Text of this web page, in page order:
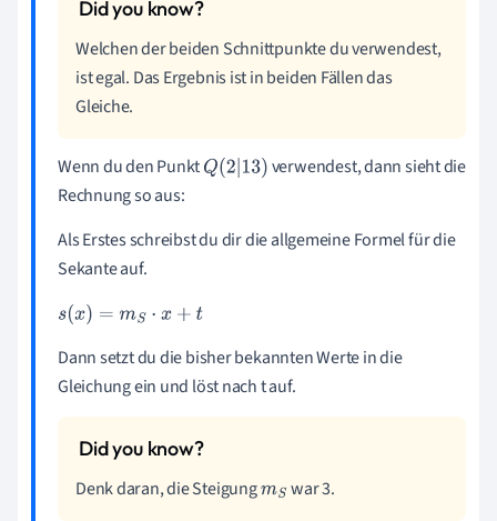
Welchen der beiden Schnittpunkte du verwendest,
ist egal. Das Ergebnis ist in beiden Fällen das
Gleiche.
Wenn du den PunktQ2|13
verwendest, dann sieht die
Rechnung so aus:
Als Erstes schreibst du dir die allgemeine Formel für die
Sekante auf.
s(x)=mS ·x+t
Dann setzt du die bisher bekannten Werte in die
Gleichung ein und löst nach t auf.
Denk daran, die SteigungmS war 3.